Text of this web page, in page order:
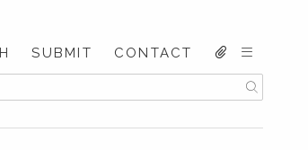
SUBMIT CONTACT